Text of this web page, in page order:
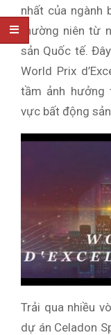
nhất của ngành
thường niên từ
sản Quốc tế.
World Prix
tầm ảnh hưởng
vực bất động
Trải qua nhiều
dự án Celadon